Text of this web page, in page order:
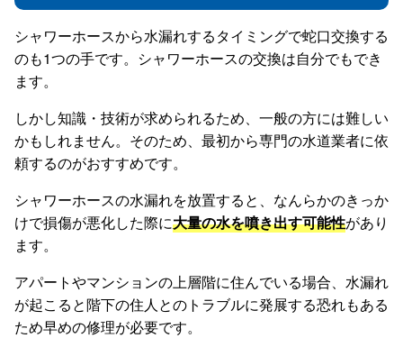
シャワーホースから水漏れするタイミングで蛇口交換する
のも1つの手です。 シャワーホースの交換は自分でもでき
ます。
しかし知識・技術が求められるため、一般の方には難しい
かもしれません。そのため、最初から専門の水道業者に依
頼するのがおすすめです。
シャワーホースの水漏れを放置すると、なんらかのきっか
けで損傷が悪化した際に大量の水を噴き出す可能性があり
ます。
アパートやマンションの上層階に住んでいる場合、水漏れ
が起こると階下の住人とのトラブルに発展する恐れもある
ため早めの修理が必要です。